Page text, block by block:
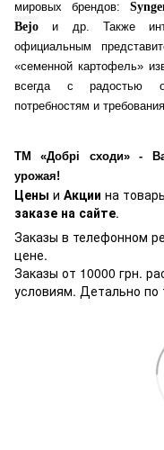
мировых брендов:
Bejo и др. Также
официальным
«семенной картофель»
всегда с радостью
потребностям и
ТМ «Добрі сходи» -
урожая!
Цены и Акции на
заказе на сайте.
Заказы в телефонном
цене.
Заказы от 10000 грн.
условиям. Детально по